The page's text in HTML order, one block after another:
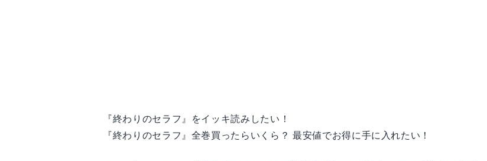
『終わりのセラフ』をイッキ読みしたい！
『終わりのセラフ』全巻買ったらいくら？ 最安値でお得に手に入れたい！